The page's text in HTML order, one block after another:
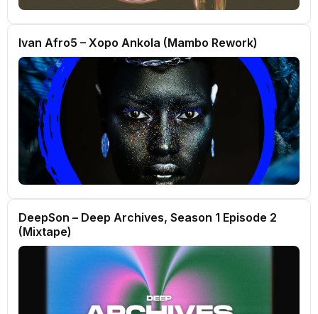
Ivan Afro5 – Xopo Ankola (Mambo Rework)
DeepSon – Deep Archives, Season 1 Episode 2
(Mixtape)